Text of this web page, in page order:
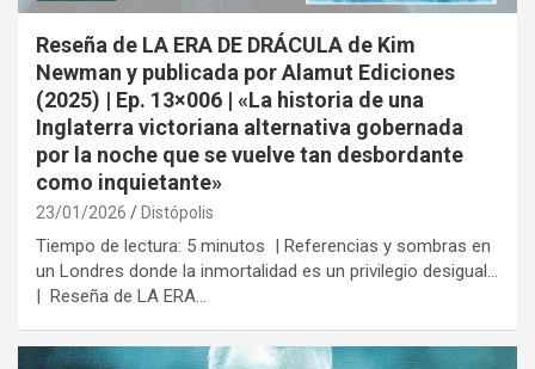
Reseña de LA ERA DE DRÁCULA de Kim
Newman y publicada por Alamut Ediciones
(2025) | Ep. 13×006 | «La historia de una
Inglaterra victoriana alternativa gobernada
por la noche que se vuelve tan desbordante
como inquietante»
23/01/2026 Distópolis
Tiempo de lectura: 5 minutos | Referencias y sombras en
un Londres donde la inmortalidad es un privilegio desigual…
| Reseña de LA ERA…